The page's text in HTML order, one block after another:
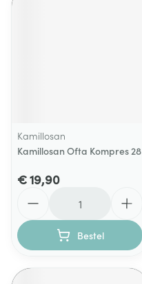
Kamillosan
Kamillosan Ofta Kompres 28
€ 19,90
Bestel